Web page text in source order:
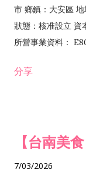
市 鄉鎮：大安區
狀態：核准設立 資
所營事業資料：
發業 H703090 不
分享
【台南美
7/03/2026